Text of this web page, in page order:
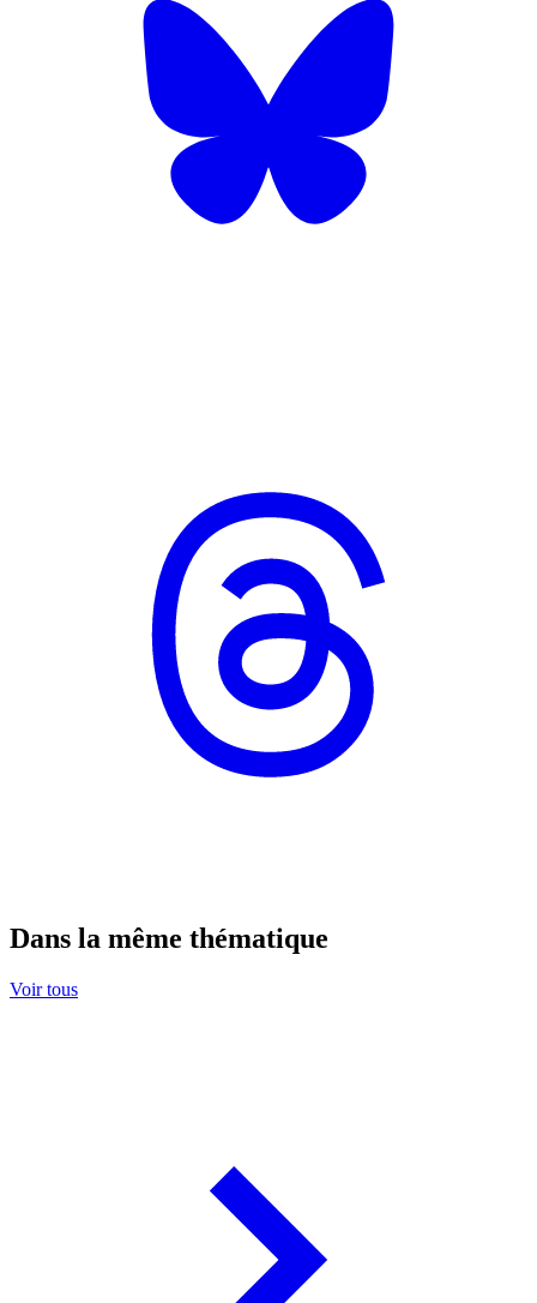
Dans la même thématique
Voir tous